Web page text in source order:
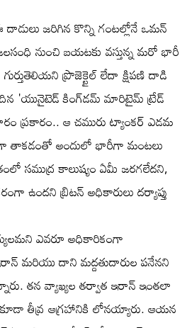
జరిగిన కొన్ని గంటల్లోనే ఒమన్
నుంచి బయటకు వస్తున్న మరో భారీ
ప్రొజెక్టైల్ లేదా క్షిపణి దాడి
'యునైటెడ్ కింగ్‌డమ్ మారిటైమ్ ట్రేడ్
ప్రకారం.. ఆ చమురు ట్యాంకర్ ఎడమ
తాకడంతో అందులో భారీగా మంటలు
సముద్ర కాలుష్యం ఏమీ జరగలేదని,
ఉందని బ్రిటన్ అధికారులు దర్యాప్తు
ఎవరూ అధికారికంగా
మరియు దాని మద్దతుదారుల పనేనని
తన వ్యాఖ్యల తర్వాత ఇరాన్ ఇంతలా
తీవ్ర ఆగ్రహానికి లోనయ్యారు. ఆయన